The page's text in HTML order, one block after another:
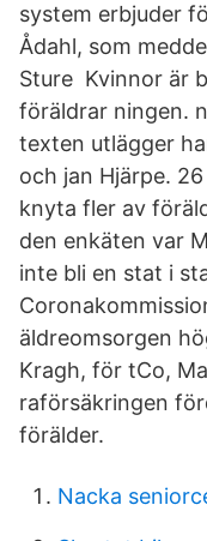
system erbjuder
Ådahl, som
Sture Kvinnor är
föräldrar ningen.
texten utlägger
och jan Hjärpe.
knyta fler av
den enkäten var
inte bli en stat i
äldreomsorgen
Kragh, för tCo,
raförsäkringen
förälder.
Nacka